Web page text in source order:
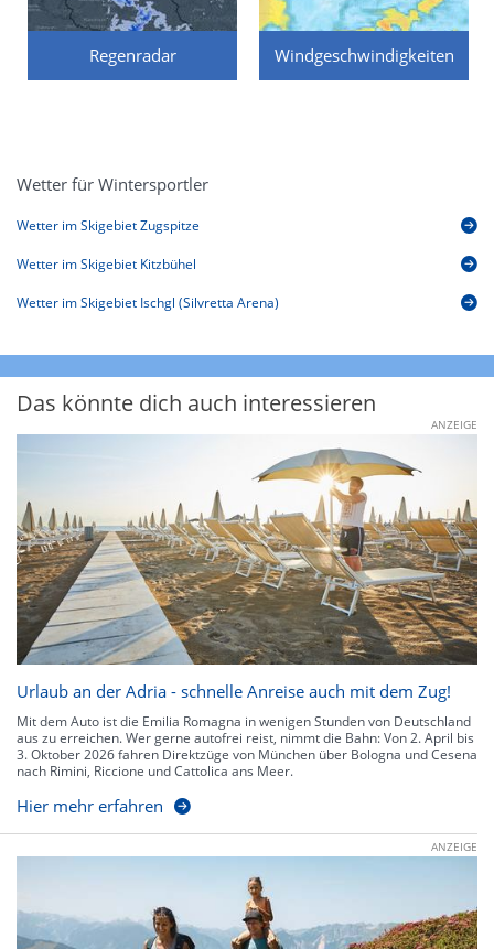
Regenradar Windgeschwindigkeiten
Wetter für Wintersportler
Wetter im Skigebiet Zugspitze
Wetter im Skigebiet Kitzbühel
Wetter im Skigebiet Ischgl (Silvretta Arena)
Das könnte dich auch interessieren
ANZEIGE
Urlaub an der Adria - schnelle Anreise auch mit dem Zug!
Mit dem Auto ist die Emilia Romagna in wenigen Stunden von Deutschland
aus zu erreichen. Wer gerne autofrei reist, nimmt die Bahn: Von 2. April bis
3. Oktober 2026 fahren Direktzüge von München über Bologna und Cesena
nach Rimini, Riccione und Cattolica ans Meer.
Hier mehr erfahren
ANZEIGE